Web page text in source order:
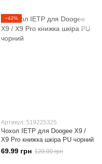
−42%
Артикул: 519225325
Чохол IETP для Doogee X9 /
X9 Pro книжка шкіра PU чорний
69.99 грн 120.00 грн